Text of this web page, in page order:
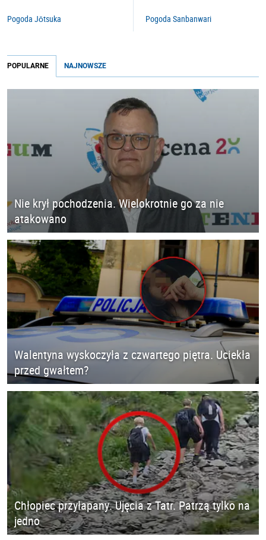
Pogoda Jōtsuka Pogoda Sanbanwari
POPULARNE NAJNOWSZE
Nie krył pochodzenia. Wielokrotnie go za nie
atakowano
Walentyna wyskoczyła z czwartego piętra. Uciekła
przed gwałtem?
Chłopiec przyłapany. Ujęcia z Tatr. Patrzą tylko na
jedno